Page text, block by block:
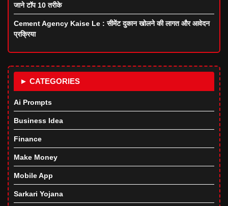
जाने टॉप 10 तरीके
Cement Agency Kaise Le : सीमेंट दुकान खोलने की लागत और आवेदन
प्रक्रिया
► CATEGORIES
Ai Prompts
Business Idea
Finance
Make Money
Mobile App
Sarkari Yojana